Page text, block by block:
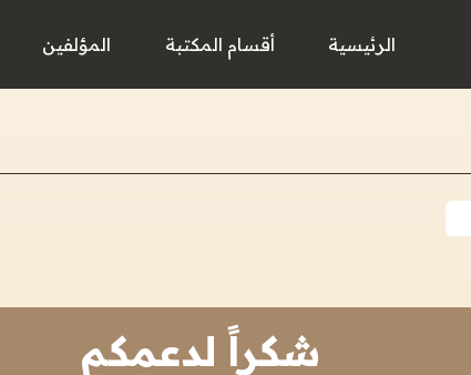
الرئيسية أقسام المكتبة المؤلفين
شكراً لدعمكم